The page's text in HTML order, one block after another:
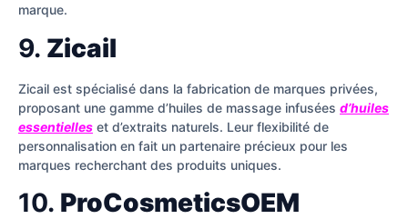
marque.
9. Zicail
Zicail est spécialisé dans la fabrication de marques privées,
proposant une gamme d’huiles de massage infusées d’huiles
essentielles et d’extraits naturels. Leur flexibilité de
personnalisation en fait un partenaire précieux pour les
marques recherchant des produits uniques.
10. ProCosmeticsOEM